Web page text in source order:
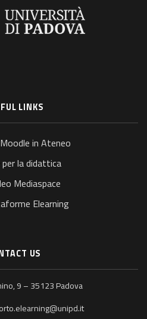
LINKS
in Ateneo
la didattica
Mediaspace
Elearning
US
9 – 35123 Padova